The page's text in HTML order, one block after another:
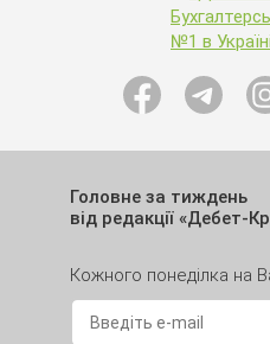
Головне за тиждень
від редакції «Дебет-
Кожного понеділка на